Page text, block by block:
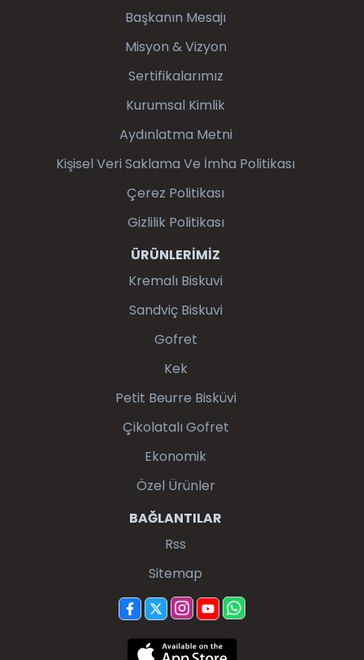
Başkanın Mesajı
Misyon & Vizyon
Sertifikalarımız
Kurumsal Kimlik
Aydınlatma Metni
Kişisel Veri Saklama Ve İmha Politikası
Çerez Politikası
Gizlilik Politikası
ÜRÜNLERİMİZ
Kremalı Biskuvi
Sandviç Biskuvi
Gofret
Kek
Petit Beurre Bisküvi
Çikolatalı Gofret
Ekonomik
Özel Ürünler
BAĞLANTILAR
Rss
Sitemap